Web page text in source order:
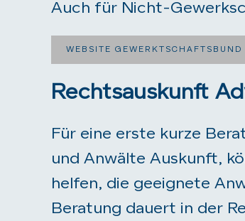
Auch für Nicht-
WEBSITE GEWERKTSCHAFTSBUND
Rechtsauskunft
Für eine erste kurze
und Anwälte Auskunft,
helfen, die geeignete
Beratung dauert in der